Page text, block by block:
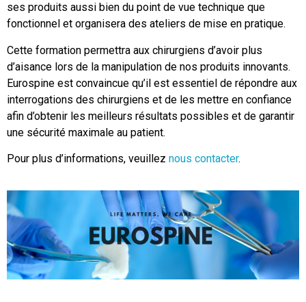
ses produits aussi bien du point de vue technique que
fonctionnel et organisera des ateliers de mise en pratique.
Cette formation permettra aux chirurgiens d’avoir plus
d’aisance lors de la manipulation de nos produits innovants.
Eurospine est convaincue qu’il est essentiel de répondre aux
interrogations des chirurgiens et de les mettre en confiance
afin d’obtenir les meilleurs résultats possibles et de garantir
une sécurité maximale au patient.
Pour plus d’informations, veuillez nous contacter.